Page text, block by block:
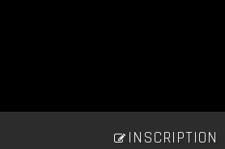
INSCRIPTION